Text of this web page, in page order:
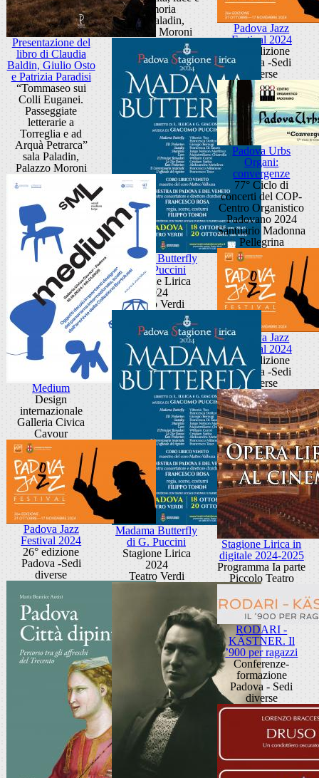
memoria
sala Paladin,
Palazzo Moroni
Presentazione del
libro di Claudia
Baldin, Giulio Osto
e Patrizia Paradisi
“Tommaseo sui
Colli Euganei.
Passeggiate
letterarie a
Torreglia e ad
Arquà Petrarca”
sala Paladin,
Palazzo Moroni
Padova Jazz
Festival 2024
26° edizione
Padova -Sedi
diverse
Madama Butterfly
di G. Puccini
Stagione Lirica
2024
Teatro Verdi
Padova Urbs
Organi:
convergenze
77° Ciclo di
concerti del COP-
Centro Organistico
Padovano 2024
Santuario Madonna
Pellegrina
Medium
Design
internazionale
Galleria Civica
Cavour
Padova Jazz
Festival 2024
26° edizione
Padova -Sedi
diverse
Madama Butterfly
di G. Puccini
Stagione Lirica
2024
Teatro Verdi
Stagione Lirica in
digitale 2024-2025
Programma Ia parte
Piccolo Teatro
Padova Jazz
Festival 2024
26° edizione
Padova -Sedi
diverse
RODARI -
KÄSTNER. Il
’900 per ragazzi
Conferenze-
formazione
Padova - Sedi
diverse